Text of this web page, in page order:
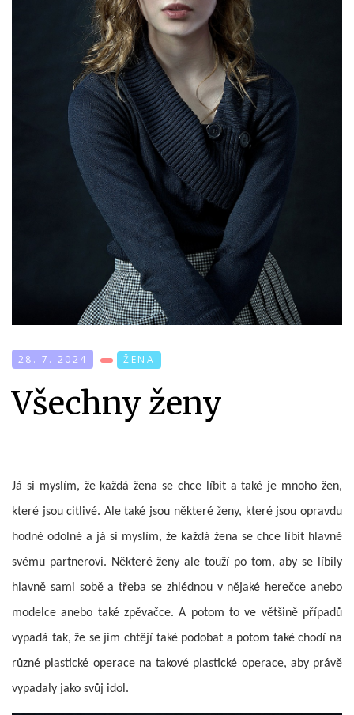
28. 7. 2024 ŽENA
Všechny ženy
Já si myslím, že každá žena se chce líbit a také je mnoho žen,
které jsou citlivé. Ale také jsou některé ženy, které jsou opravdu
hodně odolné a já si myslím, že každá žena se chce líbit hlavně
svému partnerovi. Některé ženy ale touží po tom, aby se líbily
hlavně sami sobě a třeba se zhlédnou v nějaké herečce anebo
modelce anebo také zpěvačce. A potom to ve většině případů
vypadá tak, že se jim chtějí také podobat a potom také chodí na
různé plastické operace na takové plastické operace, aby právě
vypadaly jako svůj idol.